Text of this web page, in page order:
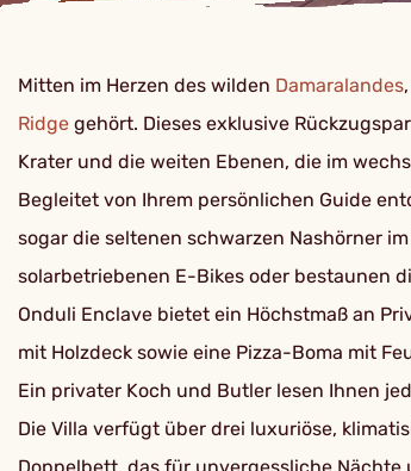
Mitten im Herzen des wilden Damaralandes
Ridge gehört. Dieses exklusive
Krater und die weiten Ebenen, die im
Begleitet von Ihrem persönlichen Guide
sogar die seltenen schwarzen Nashörner
solarbetriebenen E-Bikes oder bestaunen
Onduli Enclave bietet ein Höchstmaß an
mit Holzdeck sowie eine Pizza-Boma mit
Ein privater Koch und Butler lesen Ihnen
Die Villa verfügt über drei luxuriöse,